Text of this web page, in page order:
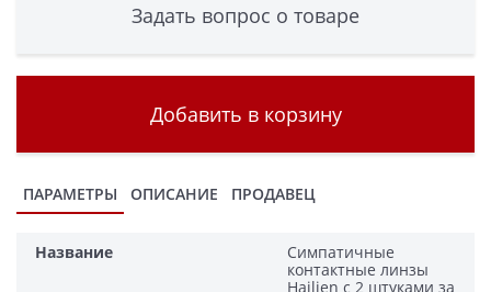
Задать вопрос о товаре
Добавить в корзину
ПАРАМЕТРЫ ОПИСАНИЕ ПРОДАВЕЦ
Название
Симпатичные
контактные линзы
Hailien с 2 штуками за